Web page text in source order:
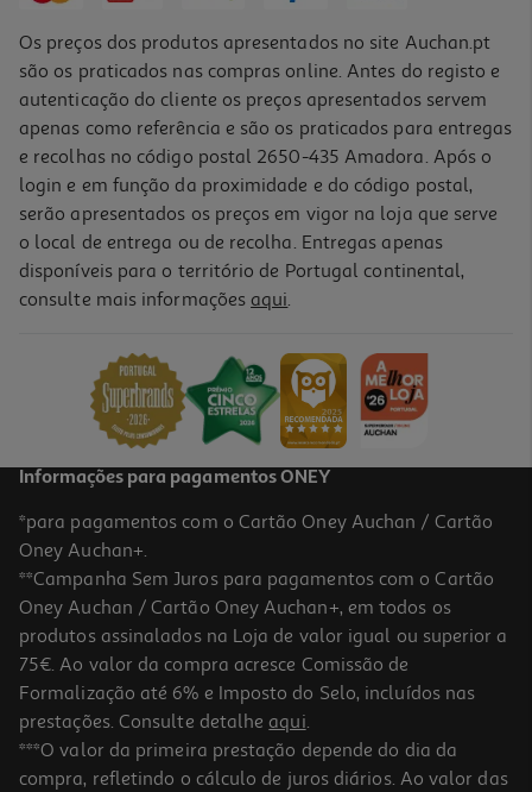
Bálsamo Klorane Manga 50ml
-10%
Stick Styling Luna Stray Tamer 20g
14.4 €/un
Os preços dos produtos apresentados no site Auchan.pt
são os praticados nas compras online. Antes do registo e
autenticação do cliente os preços apresentados servem
apenas como referência e são os praticados para entregas
e recolhas no código postal 2650-435 Amadora. Após o
login e em função da proximidade e do código postal,
serão apresentados os preços em vigor na loja que serve
o local de entrega ou de recolha. Entregas apenas
disponíveis para o território de Portugal continental,
consulte mais informações aqui.
Informações para pagamentos ONEY
*para pagamentos com o Cartão Oney Auchan / Cartão
Oney Auchan+.
**Campanha Sem Juros para pagamentos com o Cartão
Oney Auchan / Cartão Oney Auchan+, em todos os
produtos assinalados na Loja de valor igual ou superior a
75€. Ao valor da compra acresce Comissão de
Formalização até 6% e Imposto do Selo, incluídos nas
prestações. Consulte detalhe aqui.
***O valor da primeira prestação depende do dia da
compra, refletindo o cálculo de juros diários. Ao valor das